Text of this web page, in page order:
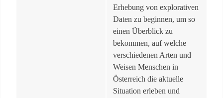
Erhebung von explorativen
Daten zu beginnen, um so
einen Überblick zu
bekommen, auf welche
verschiedenen Arten und
Weisen Menschen in
Österreich die aktuelle
Situation erleben und